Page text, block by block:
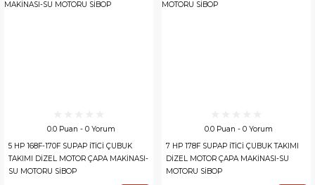
0.0 Puan - 0 Yorum
5 HP 168F-170F SUPAP İTİCİ ÇUBUK
TAKIMI DİZEL MOTOR ÇAPA MAKİNASI-
SU MOTORU SİBOP
0.0 Puan - 0 Yorum
7 HP 178F SUPAP İTİCİ ÇUBUK TAKIMI
DİZEL MOTOR ÇAPA MAKİNASI-SU
MOTORU SİBOP